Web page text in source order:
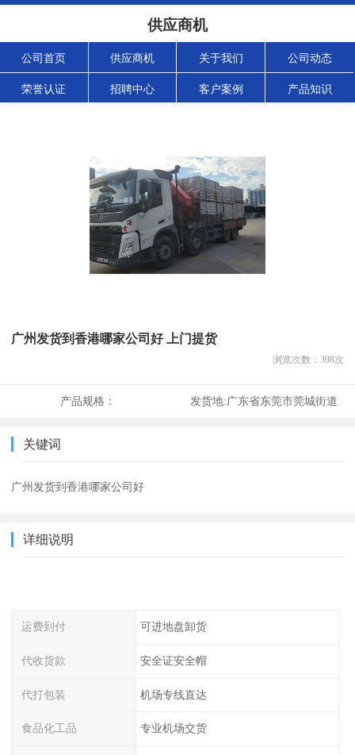
供应商机
公司首页 供应商机 关于我们 公司动态
荣誉认证 招聘中心 客户案例 产品知识
广州发货到香港哪家公司好 上门提货
浏览次数： 398次
产品规格： 发货地:广东省东莞市莞城街道
关键词
广州发货到香港哪家公司好
详细说明
运费到付 可进地盘卸货
代收货款 安全证安全帽
代打包装 机场专线直达
食品化工品 专业机场交货